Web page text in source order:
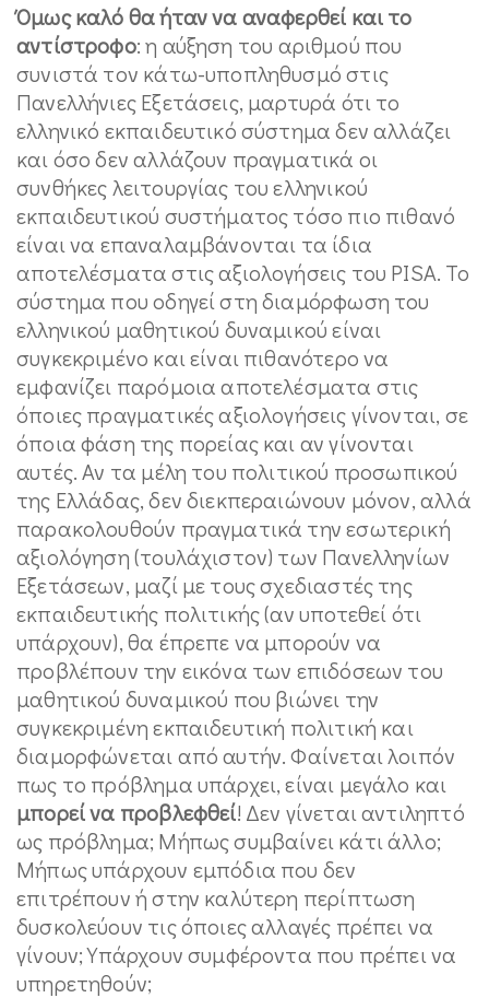
Όμως καλό θα ήταν να αναφερθεί και το
αντίστροφο: η αύξηση του αριθμού που
συνιστά τον κάτω-υποπληθυσμό στις
Πανελλήνιες Εξετάσεις, μαρτυρά ότι το
ελληνικό εκπαιδευτικό σύστημα δεν αλλάζει
και όσο δεν αλλάζουν πραγματικά οι
συνθήκες λειτουργίας του ελληνικού
εκπαιδευτικού συστήματος τόσο πιο πιθανό
είναι να επαναλαμβάνονται τα ίδια
αποτελέσματα στις αξιολογήσεις του PISA. Το
σύστημα που οδηγεί στη διαμόρφωση του
ελληνικού μαθητικού δυναμικού είναι
συγκεκριμένο και είναι πιθανότερο να
εμφανίζει παρόμοια αποτελέσματα στις
όποιες πραγματικές αξιολογήσεις γίνονται, σε
όποια φάση της πορείας και αν γίνονται
αυτές. Αν τα μέλη του πολιτικού προσωπικού
της Ελλάδας, δεν διεκπεραιώνουν μόνον, αλλά
παρακολουθούν πραγματικά την εσωτερική
αξιολόγηση (τουλάχιστον) των Πανελληνίων
Εξετάσεων, μαζί με τους σχεδιαστές της
εκπαιδευτικής πολιτικής (αν υποτεθεί ότι
υπάρχουν), θα έπρεπε να μπορούν να
προβλέπουν την εικόνα των επιδόσεων του
μαθητικού δυναμικού που βιώνει την
συγκεκριμένη εκπαιδευτική πολιτική και
διαμορφώνεται από αυτήν. Φαίνεται λοιπόν
πως το πρόβλημα υπάρχει, είναι μεγάλο και
μπορεί να προβλεφθεί! Δεν γίνεται αντιληπτό
ως πρόβλημα; Μήπως συμβαίνει κάτι άλλο;
Μήπως υπάρχουν εμπόδια που δεν
επιτρέπουν ή στην καλύτερη περίπτωση
δυσκολεύουν τις όποιες αλλαγές πρέπει να
γίνουν; Υπάρχουν συμφέροντα που πρέπει να
υπηρετηθούν;